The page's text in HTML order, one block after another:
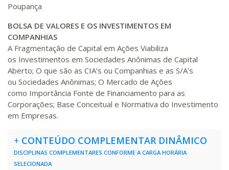
360 H
380 H 48dias 150dias
400 H 50dias 150dias
Matricular
440 H 55
R$ 2.240,16
Poupança
BOLSA DE VALORES E OS INVESTIMENTOS EM
COMPANHIAS
A Fragmentação de Capital em Ações Viabiliza
os Investimentos em Sociedades Anônimas de Capital
Aberto; O que são as CIA’s ou Companhias e as S/A’s
ou Sociedades Anônimas; O Mercado de Ações
como Importância Fonte de Financiamento para as
Corporações; Base Conceitual e Normativa do Investimento
em Empresas.
+ CONTEÚDO COMPLEMENTAR DINÂMICO
DISCIPLINAS COMPLEMENTARES CONFORME A CARGA HORÁRIA
SELECIONADA